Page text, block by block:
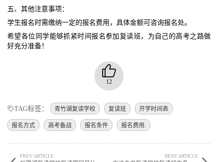
五、其他注意事项：
学生报名时需缴纳一定的报名费用，具体金额可咨询报名处。
希望各位同学能够抓紧时间报名参加复读班，为自己的高考之路做
好充分准备！
12
TAG标签： 青竹湖复读学校 复读班 开学时间表
报名方式 高考备战 报名条件 报名费用.
PREV ARTICLE NEXT ARTICLE